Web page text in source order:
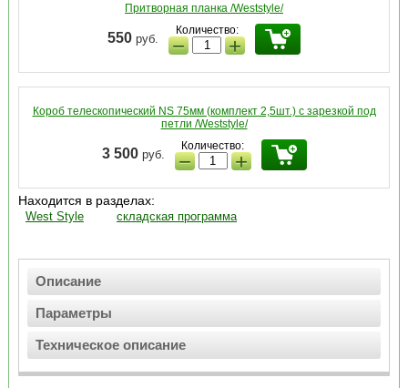
Притворная планка /Weststyle/
550 руб.
Количество:
− +
Короб телескопический NS 75мм (комплект 2,5шт.) с зарезкой под
петли /Weststyle/
3 500руб.
Количество:
− +
Находится в разделах:
West Style складская программа
Описание
Параметры
Техническое описание